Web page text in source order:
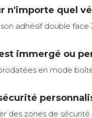
n'importe quel
adhésif double
immergé ou
en mode
des zones de